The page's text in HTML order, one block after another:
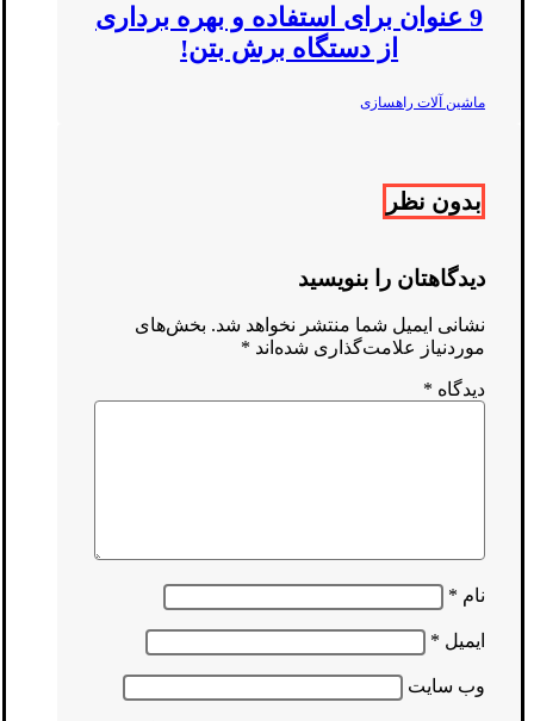
9 عنوان برای استفاده و بهره برداری
از دستگاه برش بتن!
ماشین آلات راهسازی
بدون نظر
دیدگاهتان را بنویسید
نشانی ایمیل شما منتشر نخواهد شد. بخش‌های
موردنیاز علامت‌گذاری شده‌اند *
دیدگاه *
نام *
ایمیل *
وب‌ سایت